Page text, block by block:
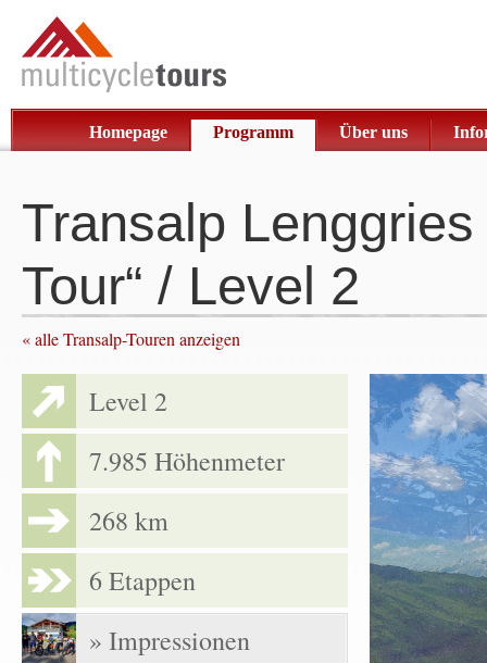
Homepage Programm Über uns
Transalp
Tour“ / Level 2
«alle Transalp-Touren anzeigen
Level 2
7.985 Höhenmeter
268 km
6 Etappen
» Impressionen